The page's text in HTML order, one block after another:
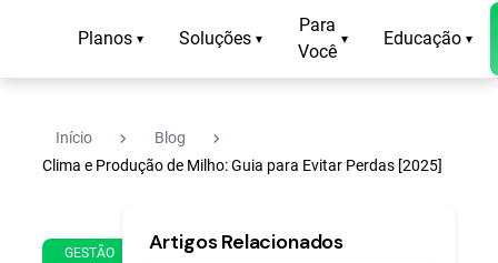
Planos ▾ Soluções ▾
Para
Você
▾ Educação ▾
Início navigate_next Blog navigate_next
Clima e Produção de Milho: Guia para Evitar Perdas [2025]
GESTÃO
de
min
Artigos Relacionados